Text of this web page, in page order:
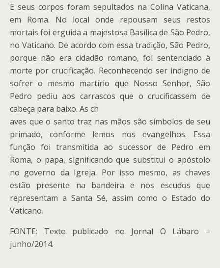
E seus corpos foram sepultados na Colina Vaticana,
em Roma. No local onde repousam seus restos
mortais foi erguida a majestosa Basílica de São Pedro,
no Vaticano. De acordo com essa tradição, São Pedro,
porque não era cidadão romano, foi sentenciado à
morte por crucificação. Reconhecendo ser indigno de
sofrer o mesmo martírio que Nosso Senhor, São
Pedro pediu aos carrascos que o crucificassem de
cabeça para baixo. As ch
aves que o santo traz nas mãos são símbolos de seu
primado, conforme lemos nos evangelhos. Essa
função foi transmitida ao sucessor de Pedro em
Roma, o papa, significando que substitui o apóstolo
no governo da Igreja. Por isso mesmo, as chaves
estão presente na bandeira e nos escudos que
representam a Santa Sé, assim como o Estado do
Vaticano.
FONTE: Texto publicado no Jornal O Lábaro –
junho/2014.